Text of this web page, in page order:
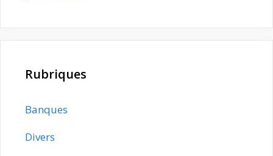
Rubriques
Banques
Divers